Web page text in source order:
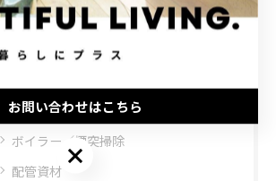
ペレットストーブ
メンテナンス
薪／薪ストーブ
ボイラー／煙突掃除
配管資材
お問い合わせはこちら
お問い合わせはこちら